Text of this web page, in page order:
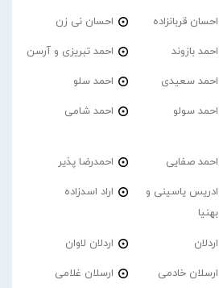
احسان قربانزاده احسان نی زن
احمد بازوند احمد تبریزی و آرسن
احمد سعیدی احمد سلو
احمد سولو احمد شامی
احمد صفایی احمدرضا پذیر
ادریس یاسینی و
بهنیا
اراد اسدزاده
اردلان اردلان لاوان
ارسلان خادمی ارسلان غلامی